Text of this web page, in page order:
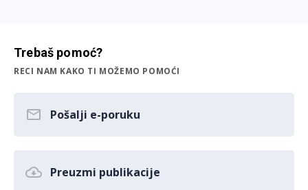
Trebaš pomoć?
RECI NAM KAKO TI MOŽEMO POMOĆI
Pošalji e-poruku
Preuzmi publikacije